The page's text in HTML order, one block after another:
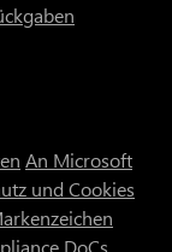
An Microsoft
und Cookies
DoCs